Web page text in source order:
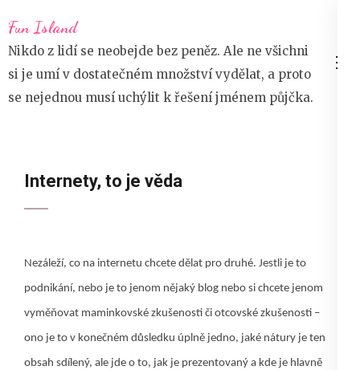
na
obsah
(stiskněte
Enter)
Fun Island
Nikdo z lidí se neobejde bez peněz. Ale ne všichni
si je umí v dostatečném množství vydělat, a proto
se nejednou musí uchýlit k řešení jménem půjčka.
Internety, to je věda
Nezáleží, co na internetu chcete dělat pro druhé. Jestli je to
podnikání, nebo je to jenom nějaký blog nebo si chcete jenom
vyměňovat maminkovské zkušenosti či otcovské zkušenosti –
ono je to v konečném důsledku úplně jedno, jaké nátury je ten
obsah sdílený, ale jde o to, jak je prezentovaný a kde je hlavně